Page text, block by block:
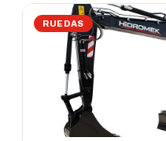
RUEDAS